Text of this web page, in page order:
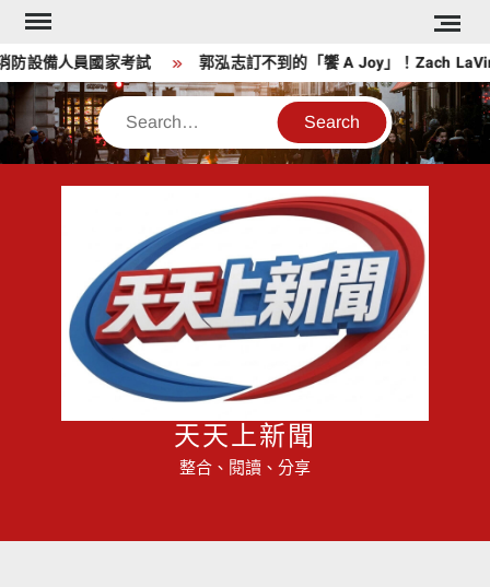
Skip
content
設備人員國家考試 郭泓志訂不到的「饗 A Joy」！Zach
Search
天天上新聞
整合、閱讀、分享